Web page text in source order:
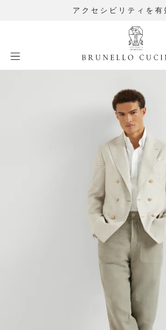
アクセシビリティを有
メインコンテンツに移動します
261MOUTFIT78